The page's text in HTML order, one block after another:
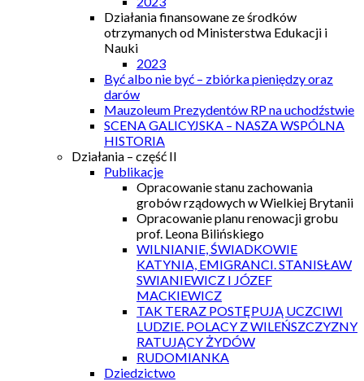
Działania finansowane ze środków
otrzymanych od Ministerstwa Edukacji i
Nauki
2023
Być albo nie być – zbiórka pieniędzy oraz
darów
Mauzoleum Prezydentów RP na uchodźstwie
SCENA GALICYJSKA – NASZA WSPÓLNA
HISTORIA
Działania – część II
Publikacje
Opracowanie stanu zachowania
grobów rządowych w Wielkiej Brytanii
Opracowanie planu renowacji grobu
prof. Leona Bilińskiego
WILNIANIE, ŚWIADKOWIE
KATYNIA, EMIGRANCI. STANISŁAW
SWIANIEWICZ I JÓZEF
MACKIEWICZ
TAK TERAZ POSTĘPUJĄ UCZCIWI
LUDZIE. POLACY Z WILEŃSZCZYZNY
RATUJĄCY ŻYDÓW
RUDOMIANKA
Dziedzictwo